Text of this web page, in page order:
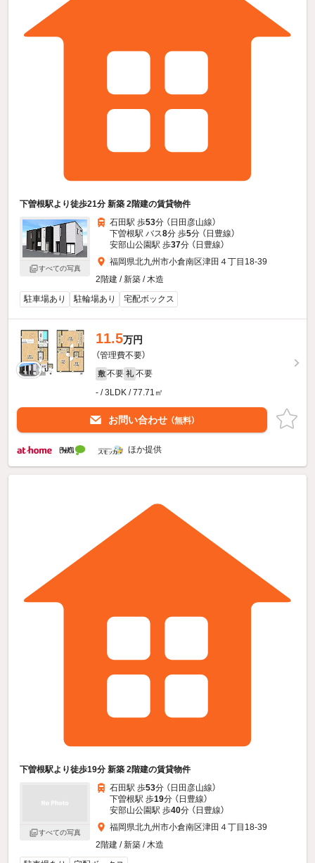
下曽根駅より徒歩21分 新築 2階建の賃貸物件
すべての写真
石田駅 歩53分 （日田彦山線）
下曽根駅 バス8分 歩5分 （日豊線）
安部山公園駅 歩37分 （日豊線）
福岡県北九州市小倉南区津田４丁目18-39
2階建 / 新築 / 木造
駐車場あり
駐輪場あり 宅配ボックス
11.5万円
（管理費不要）
敷 不要 礼 不要
- / 3LDK / 77.71㎡
お問い合わせ （無料）
ほか提供
下曽根駅より徒歩19分 新築 2階建の賃貸物件
すべての写真
石田駅 歩53分 （日田彦山線）
下曽根駅 歩19分 （日豊線）
安部山公園駅 歩40分 （日豊線）
福岡県北九州市小倉南区津田４丁目18-39
2階建 / 新築 / 木造